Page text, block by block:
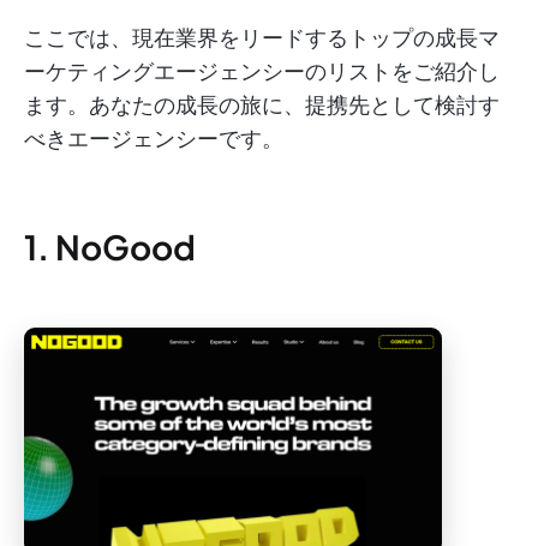
ここでは、現在業界をリードするトップの成長マ
ーケティングエージェンシーのリストをご紹介し
ます。あなたの成長の旅に、提携先として検討す
べきエージェンシーです。
1. NoGood